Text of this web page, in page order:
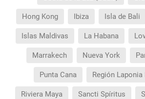
Hong Kong Ibiza Isla de Bali
Islas Maldivas La Habana
Marrakech Nueva York
Punta Cana Región Laponia
Riviera Maya Sancti Spíritus